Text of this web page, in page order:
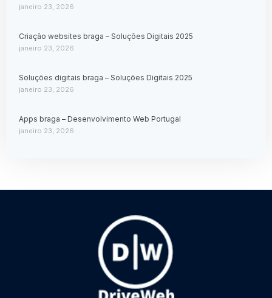
janeiro 23, 2026
Criação websites braga – Soluções Digitais 2025
janeiro 23, 2026
Soluções digitais braga – Soluções Digitais 2025
janeiro 23, 2026
Apps braga – Desenvolvimento Web Portugal
janeiro 23, 2026